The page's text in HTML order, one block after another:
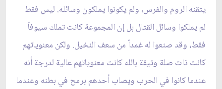
يتقنه الروم والفرس، ولم يكونوا يملكون وسائله. ليس فقط
لم يملكوا وسائل القتال بل إن المجموعة كانت تملك سيوفاً
فقط، وقد صنعوا له غمداً من سعف النخيل. ولكن معنوياتهم
كانت ذات صلة وثيقة بالله كانت معنوياتهم عالية لدرجة أنه
عندما كانوا في الحرب ويصاب أحدهم برمح في بطنه وعندما